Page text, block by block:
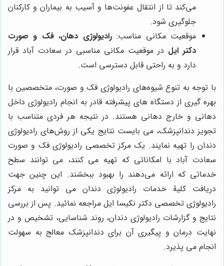
می‌کند تا از انتقال عفونت‌ها و آسیب به بیماران و کارکنان
جلوگیری شود.
موقعیت مکانی مناسب:رادیولوژی دهان، فک و صورت
دکتر ایل در موقعیت مکانی مناسبی در سعادت آباد قرار
دارد و به راحتی قابل دسترسی است.
با توجه به تنوع شیوه‌های رادیولوژی فک و صورت، متخصصین با
بهره گیری از دستگاه های پیشرفته قادر به انجام رادیولوژی داخل
دهانی و خارج دهانی هستند. در نتیجه هر فردی متناسب با
تجویز دندانپزشک، می بایست نتایج یکی از روش‌های رادیولوژی
دندان را تهیه نمایند. یک مرکز تخصصی رادیولوژی فک و صورت
سعادت آباد با امکاناتی که تهیه می کنند، می توانند سطح
خدماتی که ارائه می‌دهند را بهبود ببخشند. این چنین جهت
دریافت کلیۀ خدمات رادیولوژی دندان می توانید به مرکز
رادیولوژی تخصصی دکتر نکیسا ایل مراجعه نمائید. پس از بررسی
نتایج و گزارشات رادیولوژی دندان، روند شناسایی، تشخیص و در
نهایت درمان و پیگیری آن برای دندانپزشک معالج به سهولت
انجام می پذیرد.